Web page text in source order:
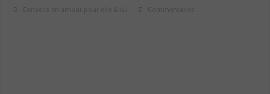
Conseils en amour pour elle & lui Commentaires